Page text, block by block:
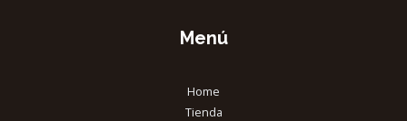
Menú
Home
Tienda